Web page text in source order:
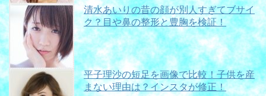
清水あいりの昔の顔が別人すぎてブサイ
ク？目や鼻の整形と豊胸を検証！
平子理沙の短足を画像で比較！子供を産
まない理由は？インスタが修正！